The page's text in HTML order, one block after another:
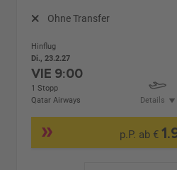
Ohne Transfer
Hinflug
Di., 23.2.27
VIE 9:00
1 Stopp
Qatar Airways
Details
p.P. ab €